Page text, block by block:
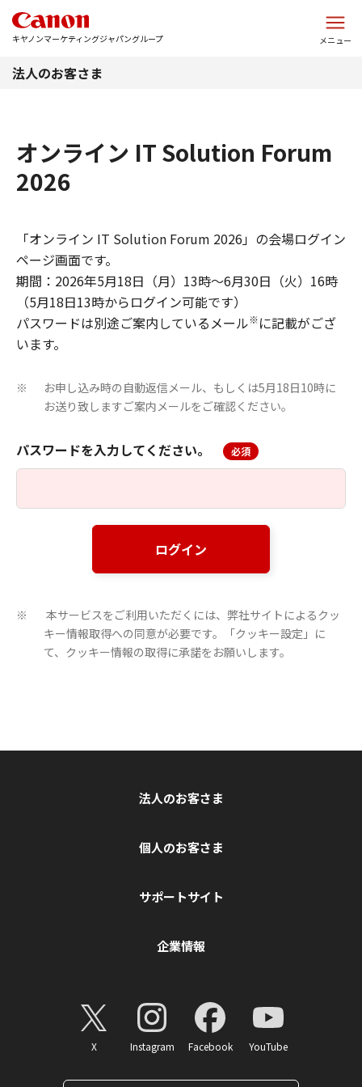
キヤノンマーケティングジャパングループ メニュー
法人のお客さま
オンライン IT Solution Forum
2026
「オンライン IT Solution Forum 2026」の会場ログイン
ページ画面です。
期間：2026年5月18日（月）13時～6月30日（火）16時
（5月18日13時からログイン可能です）
​パスワードは別途ご案内しているメール※に記載がござ
います。
※
お申し込み時の自動返信メール、もしくは5月18日10時に
お送り致しますご案内メールをご確認ください。
パスワードを入力してください。 必須
ログイン
※
本サービスをご利用いただくには、弊社サイトによるクッ
キー情報取得への同意が必要です。「クッキー設定」に
て、クッキー情報の取得に承諾をお願いします。
法人のお客さま
個人のお客さま
サポートサイト
企業情報
X Instagram Facebook YouTube